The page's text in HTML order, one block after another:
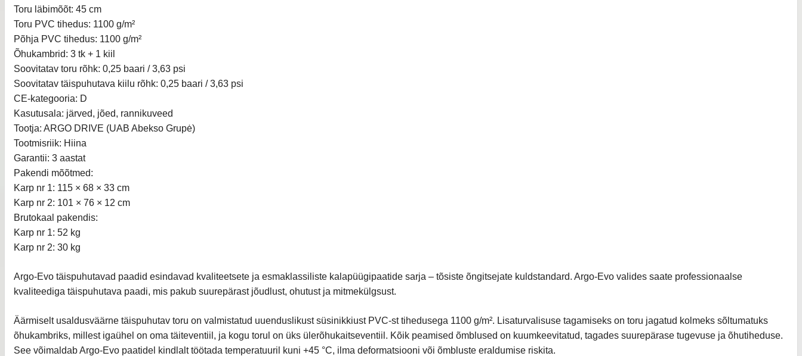
Toru läbimõõt: 45 cm
Toru PVC tihedus: 1100 g/m²
Põhja PVC tihedus: 1100 g/m²
Õhukambrid: 3 tk + 1 kiil
Soovitatav toru rõhk: 0,25 baari / 3,63 psi
Soovitatav täispuhutava kiilu rõhk: 0,25 baari / 3,63 psi
CE-kategooria: D
Kasutusala: järved, jõed, rannikuveed
Tootja: ARGO DRIVE (UAB Abekso Grupė)
Tootmisriik: Hiina
Garantii: 3 aastat
Pakendi mõõtmed:
Karp nr 1: 115 × 68 × 33 cm
Karp nr 2: 101 × 76 × 12 cm
Brutokaal pakendis:
Karp nr 1: 52 kg
Karp nr 2: 30 kg
Argo-Evo täispuhutavad paadid esindavad kvaliteetsete ja esmaklassiliste kalapüügipaatide sarja – tõsiste õngitsejate kuldstandard. Argo-Evo valides saate professionaalse
kvaliteediga täispuhutava paadi, mis pakub suurepärast jõudlust, ohutust ja mitmekülgsust.
Äärmiselt usaldusväärne täispuhutav toru on valmistatud uuenduslikust süsinikkiust PVC-st tihedusega 1100 g/m². Lisaturvalisuse tagamiseks on toru jagatud kolmeks sõltumatuks
õhukambriks, millest igaühel on oma täiteventiil, ja kogu torul on üks ülerõhukaitseventiil. Kõik peamised õmblused on kuumkeevitatud, tagades suurepärase tugevuse ja õhutiheduse.
See võimaldab Argo-Evo paatidel kindlalt töötada temperatuuril kuni +45 °C, ilma deformatsiooni või õmbluste eraldumise riskita.